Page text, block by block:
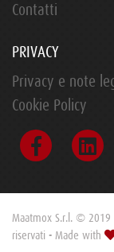
Contatti
PRIVACY
Privacy e note
Cookie Policy
Maatmox S.r.l. © 2019
riservati - Made with